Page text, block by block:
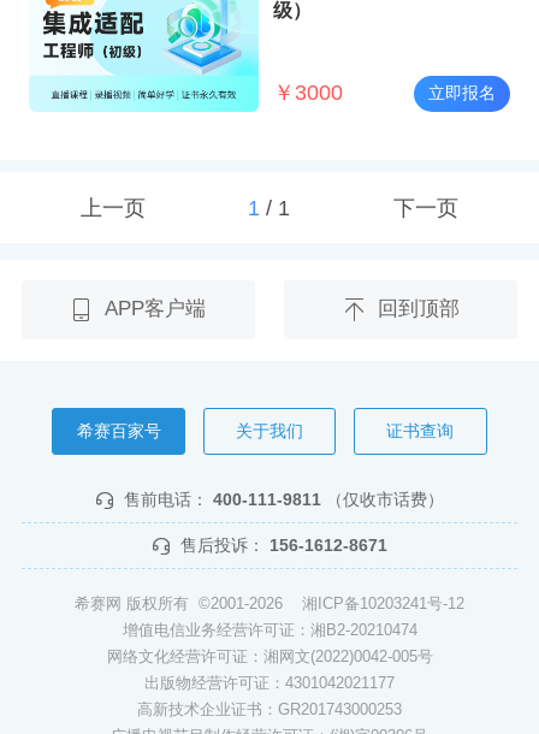
级）
￥ 3000 立即报名
上一页 1/ 1 下一页
APP客户端 回到顶部
希赛百家号 关于我们 证书查询
售前电话： 400-111-9811 （仅收市话费）
售后投诉： 156-1612-8671
希赛网 版权所有 ©2001-2026 湘ICP备10203241号-12
增值电信业务经营许可证：湘B2-20210474
网络文化经营许可证：湘网文(2022)0042-005号
出版物经营许可证：4301042021177
高新技术企业证书：GR201743000253